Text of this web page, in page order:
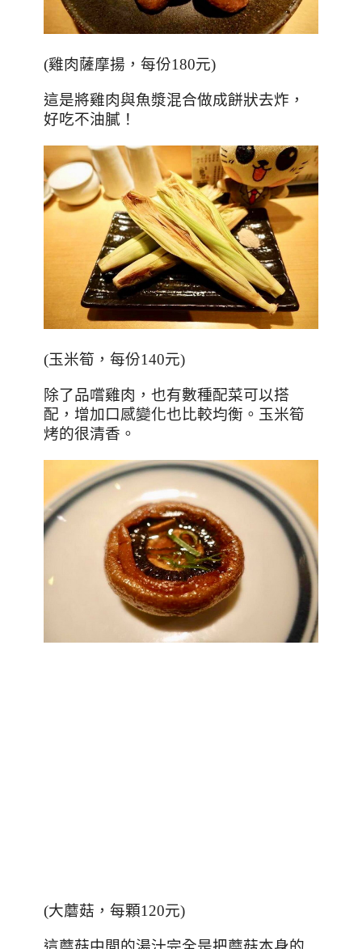
(雞肉薩摩揚，每份180元)
這是將雞肉與魚漿混合做成餅狀去炸，
好吃不油膩！
(玉米筍，每份140元)
除了品嚐雞肉，也有數種配菜可以搭
配，增加口感變化也比較均衡。玉米筍
烤的很清香。
(大蘑菇，每顆120元)